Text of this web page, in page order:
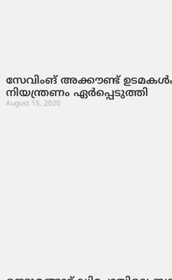
സേവിംങ് അക്കൗണ്ട്
നിയന്ത്രണം ഏര്‍പ്പെടുത്തി
August 15, 2020